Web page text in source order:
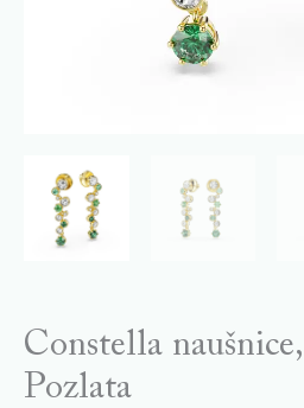
Constella
Pozlata